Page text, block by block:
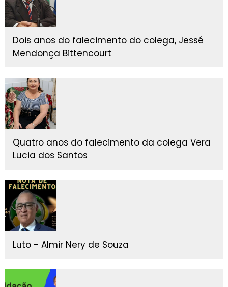
Dois anos do falecimento do colega, Jessé
Mendonça Bittencourt
Quatro anos do falecimento da colega Vera
Lucia dos Santos
Luto - Almir Nery de Souza